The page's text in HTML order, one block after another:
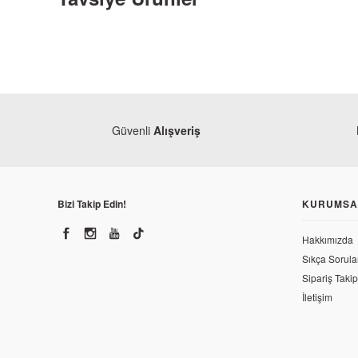
Gogo
Honda
Honda
Güvenli Alışveriş
Bizi Takip Edin!
Hakkımızda
Sıkça
Sipariş Takip
İletişim